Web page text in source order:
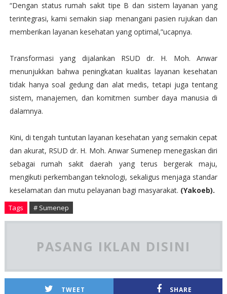
“Dengan status rumah sakit tipe B dan sistem layanan yang
terintegrasi, kami semakin siap menangani pasien rujukan dan
memberikan layanan kesehatan yang optimal,”ucapnya.
Transformasi yang dijalankan RSUD dr. H. Moh. Anwar
menunjukkan bahwa peningkatan kualitas layanan kesehatan
tidak hanya soal gedung dan alat medis, tetapi juga tentang
sistem, manajemen, dan komitmen sumber daya manusia di
dalamnya.
Kini, di tengah tuntutan layanan kesehatan yang semakin cepat
dan akurat, RSUD dr. H. Moh. Anwar Sumenep menegaskan diri
sebagai rumah sakit daerah yang terus bergerak maju,
mengikuti perkembangan teknologi, sekaligus menjaga standar
keselamatan dan mutu pelayanan bagi masyarakat. (Yakoeb).
Tags # Sumenep
PASANG IKLAN DISINI
TWEET SHARE